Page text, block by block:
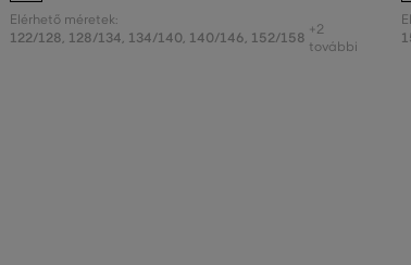
Elérhető méretek:
122/128, 128/134, 134/140, 140/146, 152/158 +2
további